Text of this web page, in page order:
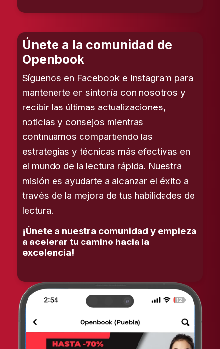
Únete a la comunidad de
Openbook
Síguenos en Facebook e Instagram para
mantenerte en sintonía con nosotros y
recibir las últimas actualizaciones,
noticias y consejos mientras
continuamos compartiendo las
estrategias y técnicas más efectivas en
el mundo de la lectura rápida. Nuestra
misión es ayudarte a alcanzar el éxito a
través de la mejora de tus habilidades de
lectura.
¡Únete a nuestra comunidad y empieza
a acelerar tu camino hacia la
excelencia!